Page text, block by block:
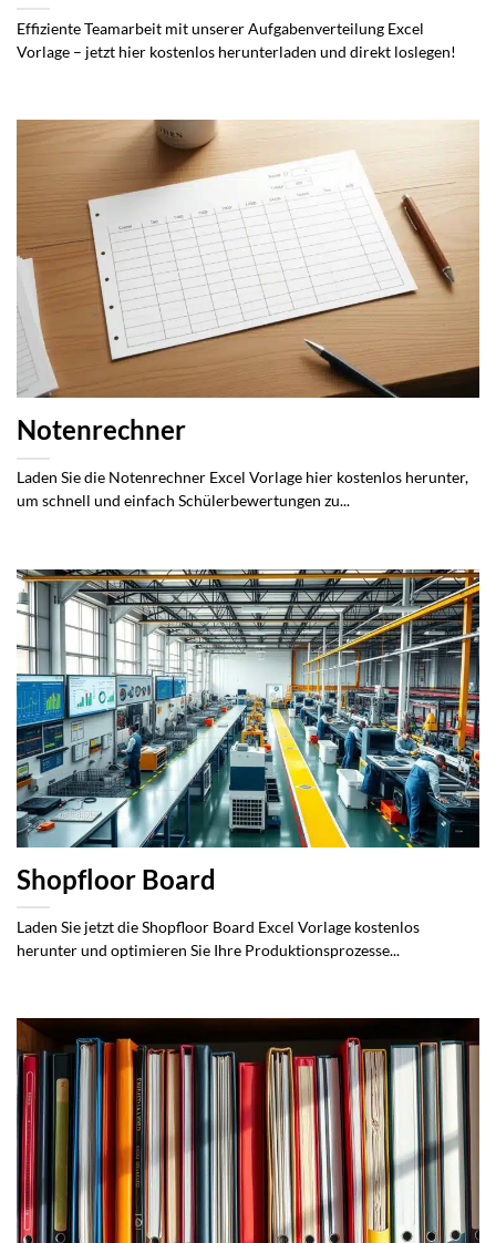
Effiziente Teamarbeit mit unserer Aufgabenverteilung Excel
Vorlage – jetzt hier kostenlos herunterladen und direkt loslegen!
Notenrechner
Laden Sie die Notenrechner Excel Vorlage hier kostenlos herunter,
um schnell und einfach Schülerbewertungen zu...
Shopfloor Board
Laden Sie jetzt die Shopfloor Board Excel Vorlage kostenlos
herunter und optimieren Sie Ihre Produktionsprozesse...